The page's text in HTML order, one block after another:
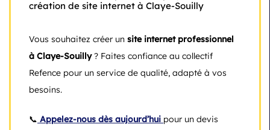
création de site internet à Claye-Souilly
Vous souhaitez créer un site internet professionnel
à Claye-Souilly? Faites confiance au collectif
Refence pour un service de qualité, adapté à vos
besoins.
📞 Appelez-nous dès aujourd’hui pour un devis